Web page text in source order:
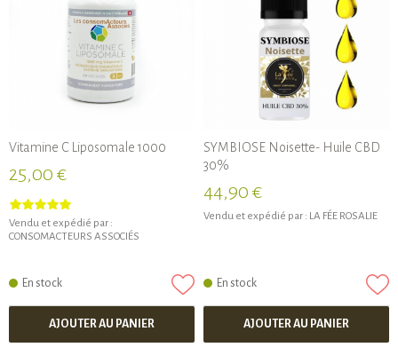
Vitamine C Liposomale 1000
25,00 €
Vendu et expédié par :
CONSOMACTEURS ASSOCIÉS
En stock
AJOUTER AU PANIER
SYMBIOSE Noisette- Huile CBD
30%
44,90 €
Vendu et expédié par : LA FÉE ROSALIE
En stock
AJOUTER AU PANIER